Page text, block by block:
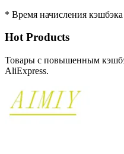
* Время начисления
Hot Products
Товары с повышенным
AliExpress.